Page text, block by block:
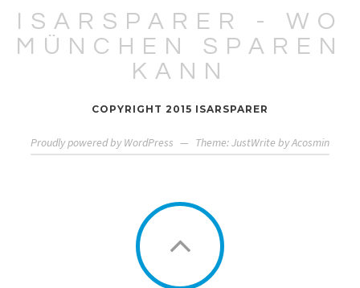
ISARSPARER - WO
MÜNCHEN SPAREN
KANN
COPYRIGHT 2015 ISARSPARER
Proudly powered by WordPress — Theme: JustWrite byAcosmin